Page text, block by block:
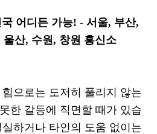
어디든 가능! - 서울, 부산,
산, 수원, 창원 흥신소
으로는 도저히 풀리지 않는
한 갈등에 직면할 때가 있습
하거나 타인의 도움 없이는